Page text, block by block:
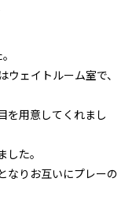
ェイトルーム室で、
を用意してくれまし
た。
なりお互いにプレーの